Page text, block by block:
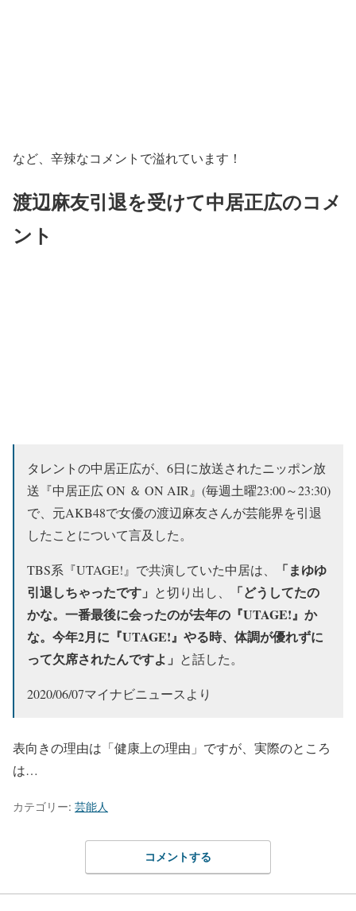
など、辛辣なコメントで溢れています！
渡辺麻友引退を受けて中居正広のコメ
ント
タレントの中居正広が、6日に放送されたニッポン放
送『中居正広 ON ＆ ON AIR』(毎週土曜23:00～23:30)
で、元AKB48で女優の渡辺麻友さんが芸能界を引退
したことについて言及した。
TBS系『UTAGE!』で共演していた中居は、
「まゆゆ
引退しちゃったです」 と切り出し、
「どうしてたの
かな。一番最後に会ったのが去年の『UTAGE!』か
な。今年2月に『UTAGE!』やる時、体調が優れずに
って欠席されたんですよ」 と話した。
2020/06/07マイナビニュースより
表向きの理由は「健康上の理由」ですが、実際のところ
は…
カテゴリー: 芸能人
コメントする